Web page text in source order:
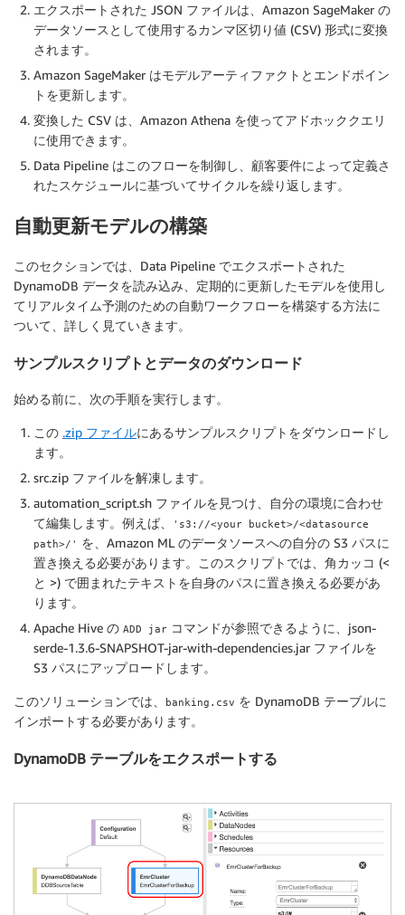
エクスポートされた JSON ファイルは、Amazon SageMaker の
データソースとして使用するカンマ区切り値 (CSV) 形式に変換
されます。
Amazon SageMaker はモデルアーティファクトとエンドポイン
トを更新します。
変換した CSV は、Amazon Athena を使ってアドホッククエリ
に使用できます。
Data Pipeline はこのフローを制御し、顧客要件によって定義さ
れたスケジュールに基づいてサイクルを繰り返します。
自動更新モデルの構築
このセクションでは、Data Pipeline でエクスポートされた
DynamoDB データを読み込み、定期的に更新したモデルを使用し
てリアルタイム予測のための自動ワークフローを構築する方法に
ついて、詳しく見ていきます。
サンプルスクリプトとデータのダウンロード
始める前に、次の手順を実行します。
この .zip ファイルにあるサンプルスクリプトをダウンロードし
ます。
src.zip ファイルを解凍します。
automation_script.sh ファイルを見つけ、自分の環境に合わせ
て編集します。例えば、
's3://<your bucket>/<datasource
path>/' を、Amazon ML のデータソースへの自分の S3 パスに
置き換える必要があります。このスクリプトでは、角カッコ (<
と >) で囲まれたテキストを自身のパスに置き換える必要があ
ります。
Apache Hive の ADD jar コマンドが参照できるように、json-
serde-1.3.6-SNAPSHOT-jar-with-dependencies.jar ファイルを
S3 パスにアップロードします。
このソリューションでは、 banking.csv を DynamoDB テーブルに
インポートする必要があります。
DynamoDB テーブルをエクスポートする